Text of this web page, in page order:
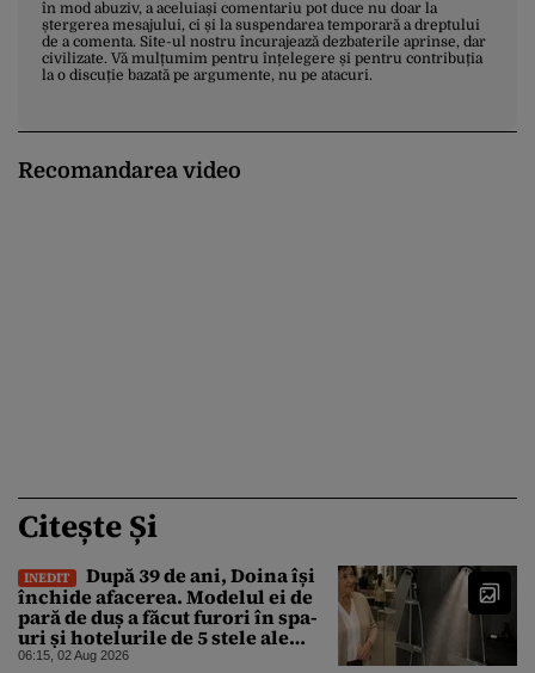
în mod abuziv, a aceluiași comentariu pot duce nu doar la
ștergerea mesajului, ci și la suspendarea temporară a dreptului
de a comenta. Site-ul nostru încurajează dezbaterile aprinse, dar
civilizate. Vă mulțumim pentru înțelegere și pentru contribuția
la o discuție bazată pe argumente, nu pe atacuri.
Recomandarea video
Citește Și
INEDIT
După 39 de ani, Doina își
închide afacerea. Modelul ei de
pară de duș a făcut furori în spa-
uri și hotelurile de 5 stele ale
lumii. Ce nu a mai mers
06:15, 02 Aug 2026